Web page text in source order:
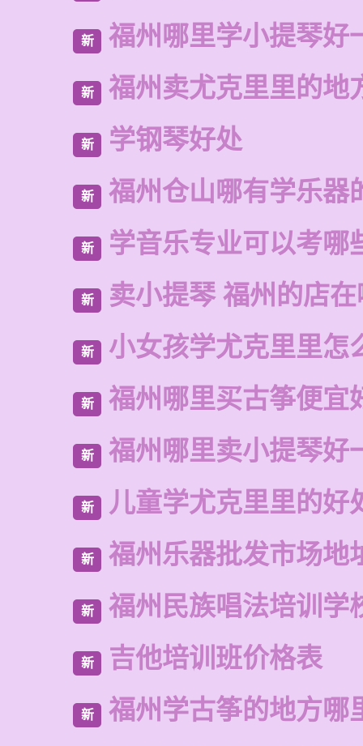
新 福州哪里学小提琴好
新 福州卖尤克里里的地
新 学钢琴好处
新 福州仓山哪有学乐器
新 学音乐专业可以考哪
新 卖小提琴 福州的店
新 小女孩学尤克里里怎
新 福州哪里买古筝便宜
新 福州哪里卖小提琴好
新 儿童学尤克里里的好
新 福州乐器批发市场地
新 福州民族唱法培训学
新 吉他培训班价格表
新 福州学古筝的地方哪